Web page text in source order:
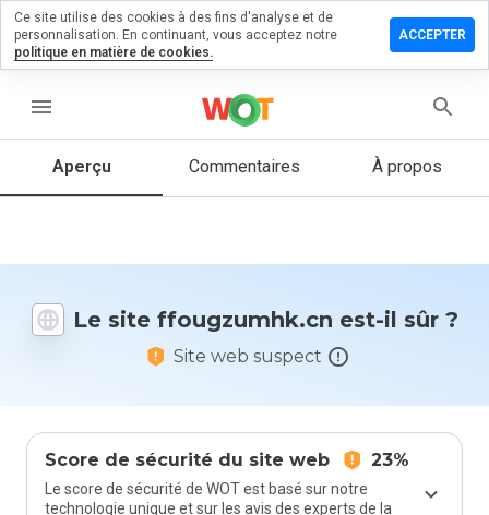
menu
Aperçu Commentaires À propos
Le site ffougzumhk.cn est-il sûr ?
Site web suspect
Score de sécurité du site web 23%
Le score de sécurité de WOT est basé sur notre
technologie unique et sur les avis des experts de la
un
1 et 5
vous à ce
site ?
Ce site utilise des cookies à des fins d'analyse et de
personnalisation. En continuant, vous acceptez notre
politique en matière de cookies.
ACCEPTER